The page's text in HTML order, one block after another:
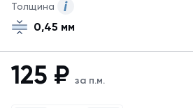
Толщина
0,45 мм
125 ₽ за п.м.